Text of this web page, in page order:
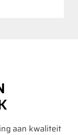
aan kwaliteit